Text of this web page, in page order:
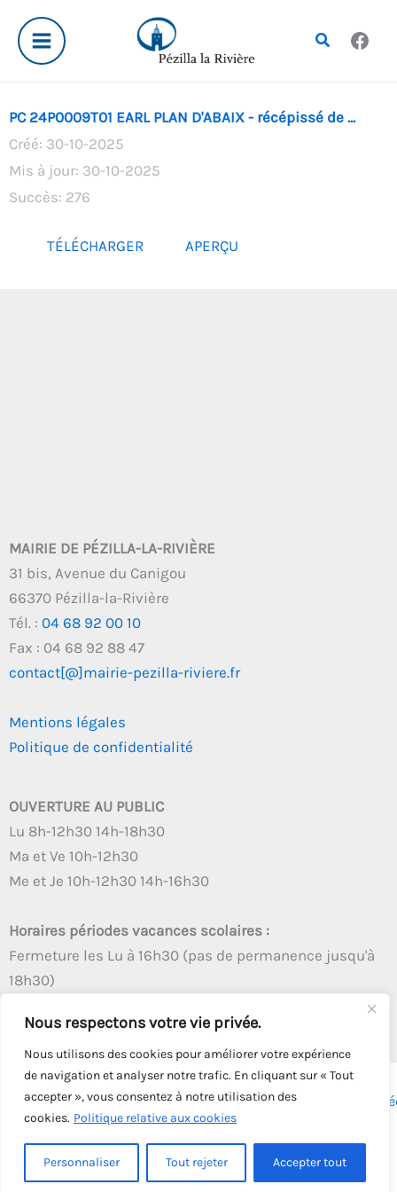
Nous respectons votre vie privée.
Nous utilisons des cookies pour améliorer votre expérience
de navigation et analyser notre trafic. En cliquant sur « Tout
accepter », vous consentez à notre utilisation des
cookies. Politique relative aux cookies
Personnaliser Tout rejeter Accepter tout
contenu
Rechercher
PC 24P0009T01 EARL PLAN D'ABAIX - récépissé de ...
Créé: 30-10-2025
Mis à jour: 30-10-2025
Succès: 276
TÉLÉCHARGER APERÇU
MAIRIE DE PÉZILLA-LA-RIVIÈRE
31 bis, Avenue du Canigou
66370 Pézilla-la-Rivière
Tél. : 04 68 92 00 10
Fax : 04 68 92 88 47
contact[@]mairie-pezilla-riviere.fr
Mentions légales
Politique de confidentialité
OUVERTURE AU PUBLIC
Lu 8h-12h30 14h-18h30
Ma et Ve 10h-12h30
Me et Je 10h-12h30 14h-16h30
Horaires périodes vacances scolaires :
Fermeture les Lu à 16h30 (pas de permanence jusqu'à
18h30)
Copyright © 2026 - Tous droits réservés - | Webmaster
Solution